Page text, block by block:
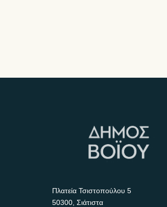
Πλατεία Τσιστοπούλου 5
50300, Σιάτιστα